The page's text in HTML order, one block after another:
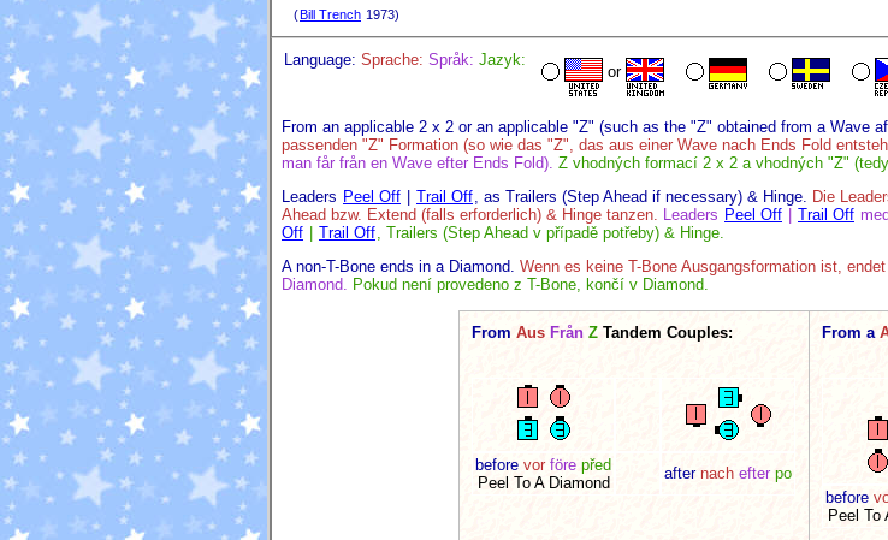
( Bill Trench 1973)
Language: Sprache: Språk: Jazyk:
or
From an applicable 2 x 2 or an applicable "Z" (such as the "Z" obtained from a Wave
passenden "Z" Formation (so wie das "Z", das aus einer Wave nach Ends Fold
man får från en Wave efter Ends Fold). Z vhodných formací 2 x 2 a vhodných "Z"
Leaders Peel Off Trail Off , as Trailers (Step Ahead if necessary) & Hinge. Die
Ahead bzw. Extend (falls erforderlich) & Hinge tanzen.
Leaders Peel Off Trail Off
Off
Trail Off , Trailers (Step Ahead v případě potřeby) & Hinge.
A non-T-Bone ends in a Diamond. Wenn es keine T-Bone Ausgangsformation ist,
Diamond. Pokud není provedeno z T-Bone, končí v Diamond.
From Aus Från ZTandem Couples:
before vor före před
Peel To A Diamond
after nach efter po
From a
before
Peel To